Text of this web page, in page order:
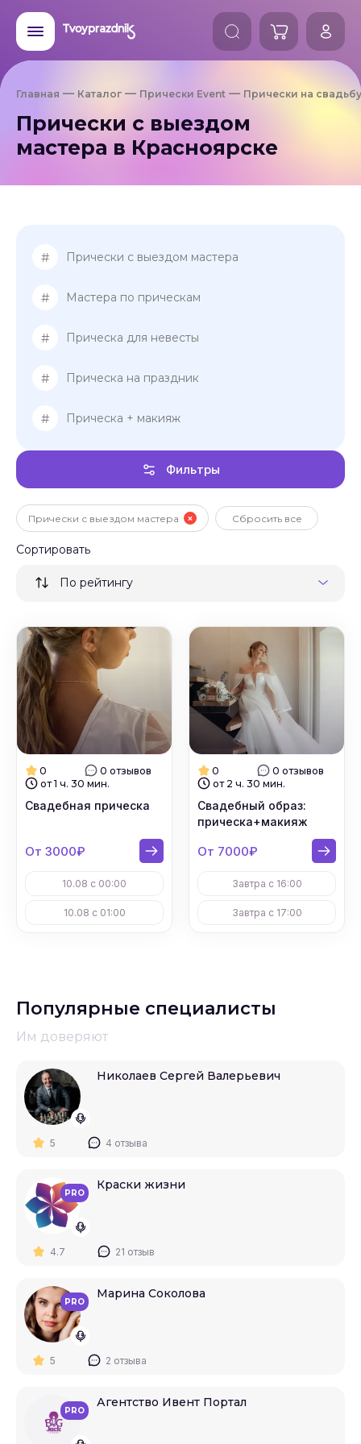
Главная Каталог Прически Event Прически на свадьбу
Прически с выездом
мастера в Красноярске
# Прически с выездом мастера
# Мастера по прическам
# Прическа для невесты
# Прическа на праздник
# Прическа + макияж
Фильтры
Прически с выездом мастера Сбросить все
Сортировать
По рейтингу
0
0 отзывов
от 1 ч. 30 мин.
Свадебная прическа
От 3000₽
10.08 с 00:00
10.08 с 01:00
0
0 отзывов
от 2 ч. 30 мин.
Свадебный образ:
прическа+макияж
От 7000₽
Завтра с 16:00
Завтра с 17:00
Популярные специалисты
Им доверяют
Николаев Сергей Валерьевич
5 4 отзыва
PRO
Краски жизни
4.7 21 отзыв
PRO
Марина Соколова
5 2 отзыва
PRO
Агентство Ивент Портал